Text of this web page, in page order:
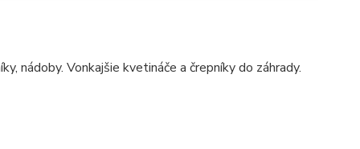
nádoby. Vonkajšie kvetináče a črepníky do záhrady.